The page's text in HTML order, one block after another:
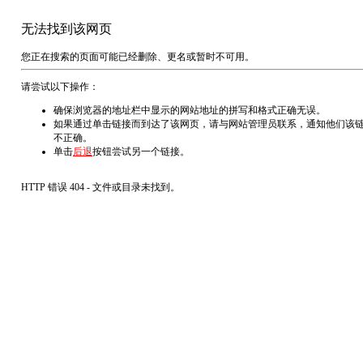
无法找到该网页
您正在搜索的页面可能已经删除、更名或暂时不可用。
请尝试以下操作：
确保浏览器的地址栏中显示的网站地址的拼写和格式正确无误。
如果通过单击链接而到达了该网页，请与网站管理员联系，通知他们该
不正确。
单击后退按钮尝试另一个链接。
HTTP 错误 404 - 文件或目录未找到。